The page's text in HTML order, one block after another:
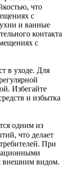
что
с
и ванные
контакта
с
в уходе. Для
Избегайте
и избытка
одним из
что делает
При
внешним видом.